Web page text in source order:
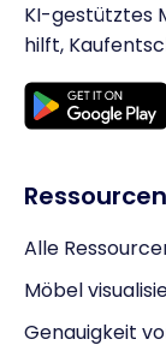
KI-gestütztes
hilft,
Ressourcen
Alle
Möbel
Genauigkeit